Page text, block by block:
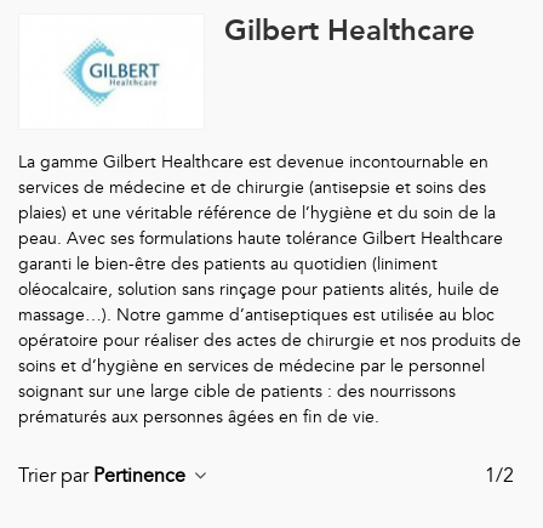
Gilbert Healthcare
La gamme Gilbert Healthcare est devenue incontournable en
services de médecine et de chirurgie (antisepsie et soins des
plaies) et une véritable référence de l’hygiène et du soin de la
peau. Avec ses formulations haute tolérance Gilbert Healthcare
garanti le bien-être des patients au quotidien (liniment
oléocalcaire, solution sans rinçage pour patients alités, huile de
massage…). Notre gamme d’antiseptiques est utilisée au bloc
opératoire pour réaliser des actes de chirurgie et nos produits de
soins et d’hygiène en services de médecine par le personnel
soignant sur une large cible de patients : des nourrissons
prématurés aux personnes âgées en fin de vie.
Trier par Pertinence 1/2